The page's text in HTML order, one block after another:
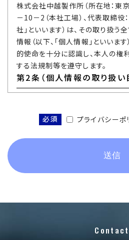
株式会社中越製作所（所在地：東
－10－2（本社工場）、代表取締役
社」といいます）は、その取り扱う
情報（以下、「個人情報」といいま
的使命を十分に認識し、本人の権
する法規制等を遵守します。
第2条（個人情報の取り扱い
的の範囲を超えて利用することは
した個人情報は、以下の目的に利用
①当社によるサービスの提供・事
②当社のサービスに関するご案内
③WEBマガジンを配信するため
⑦本サービスに関する規約変更な
必須 プライバシー
Contact